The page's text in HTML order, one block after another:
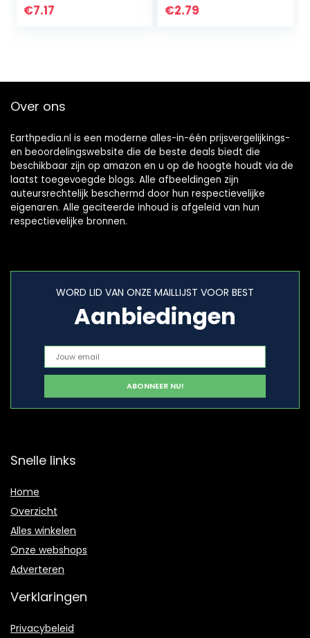
€7.17
Spice DIY Home
€2.79
Over ons
Earthpedia.nl is een moderne alles-in-één prijsvergelijkings-
en beoordelingswebsite die de beste deals biedt die
beschikbaar zijn op amazon en u op de hoogte houdt via de
laatst toegevoegde blogs. Alle afbeeldingen zijn
auteursrechtelijk beschermd door hun respectievelijke
eigenaren. Alle geciteerde inhoud is afgeleid van hun
respectievelijke bronnen.
WORD LID VAN ONZE MAILLIJST VOOR BEST
Aanbiedingen
Snelle links
Home
Overzicht
Alles winkelen
Onze webshops
Adverteren
Verklaringen
Privacybeleid